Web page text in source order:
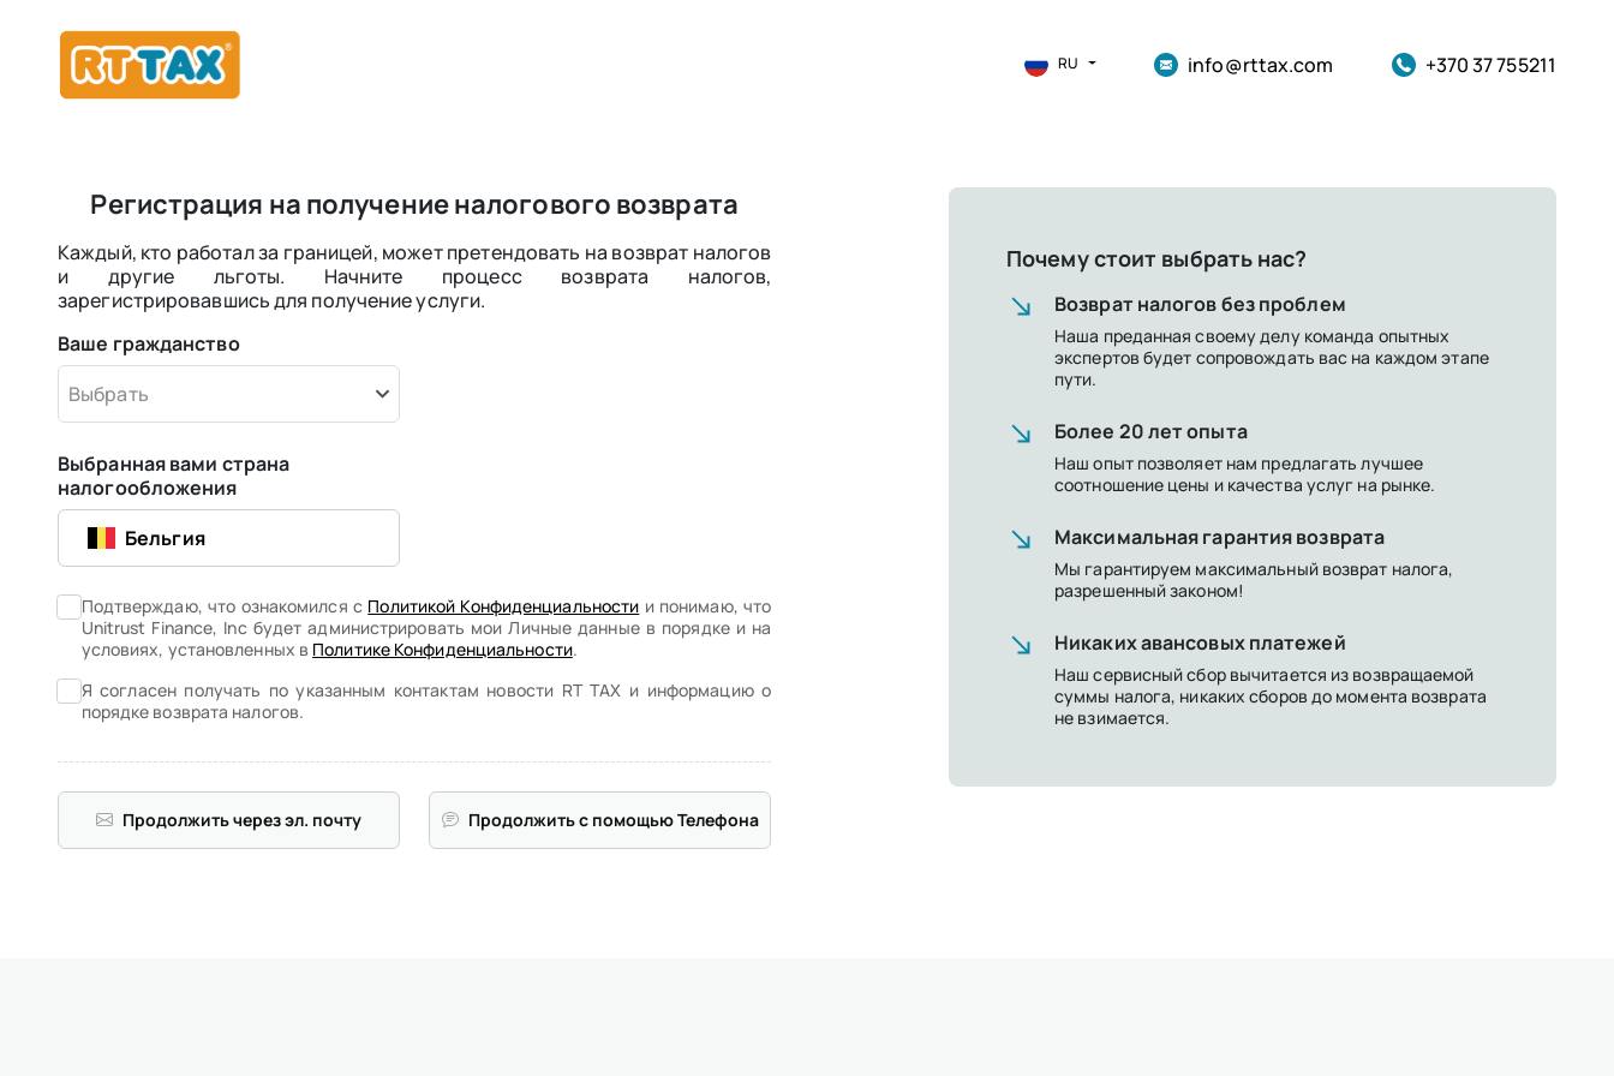
RU info@rttax.com +370 37 755211
Регистрация на получение налогового возврата
Каждый, кто работал за границей, может претендовать на возврат налогов
и другие льготы. Начните процесс возврата налогов,
зарегистрировавшись для получение услуги.
Ваше гражданство
Выбрать
Выбранная вами страна
налогообложения
Бельгия
Подтверждаю, что ознакомился с Политикой Конфиденциальности и понимаю, что
Unitrust Finance, Inc будет администрировать мои Личные данные в порядке и на
условиях, установленных в Политике Конфиденциальности.
Я согласен получать по указанным контактам новости RT TAX и информацию о
порядке возврата налогов.
Продолжить через эл. почту Продолжить с помощью Телефона
Почему стоит выбрать нас?
Возврат налогов без проблем
Наша преданная своему делу команда опытных
экспертов будет сопровождать вас на каждом этапе
пути.
Более 20 лет опыта
Наш опыт позволяет нам предлагать лучшее
соотношение цены и качества услуг на рынке.
Максимальная гарантия возврата
Мы гарантируем максимальный возврат налога,
разрешенный законом!
Никаких авансовых платежей
Наш сервисный сбор вычитается из возвращаемой
суммы налога, никаких сборов до момента возврата
не взимается.